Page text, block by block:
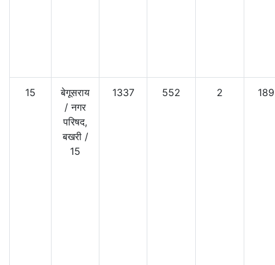
15
बेगूसराय
/नगर
परिषद,
बखरी /
15
1337 552 2